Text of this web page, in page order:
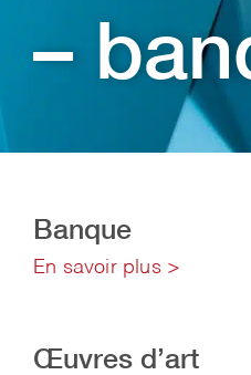
–
Banque
En savoir plus >
Œuvres d’art